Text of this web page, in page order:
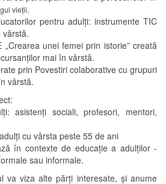
vieții.
pentru adulți: instrumente TIC
unei femei prin istorie” creată
mai în vârstă.
prin Povestiri colaborative cu grupuri
vârstă.
asistenți sociali, profesori, mentori,
cu vârsta peste 55 de ani
în contexte de educație a adulților -
sau informale.
va viza alte părți interesate, și anume